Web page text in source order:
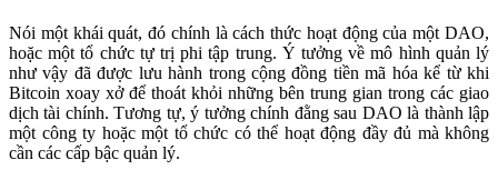
Nói một khái quát, đó chính là cách thức hoạt động của một DAO,
hoặc một tổ chức tự trị phi tập trung. Ý tưởng về mô hình quản lý
như vậy đã được lưu hành trong cộng đồng tiền mã hóa kể từ khi
Bitcoin xoay xở để thoát khỏi những bên trung gian trong các giao
dịch tài chính. Tương tự, ý tưởng chính đằng sau DAO là thành lập
một công ty hoặc một tổ chức có thể hoạt động đầy đủ mà không
cần các cấp bậc quản lý.